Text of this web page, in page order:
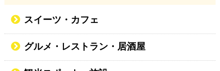
スイーツ・カフェ
グルメ・レストラン・居酒屋